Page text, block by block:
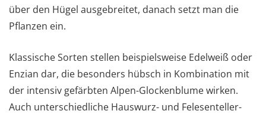
über den Hügel ausgebreitet, danach setzt man die
Pflanzen ein.
Klassische Sorten stellen beispielsweise Edelweiß oder
Enzian dar, die besonders hübsch in Kombination mit
der intensiv gefärbten Alpen-Glockenblume wirken.
Auch unterschiedliche Hauswurz- und Felesenteller-